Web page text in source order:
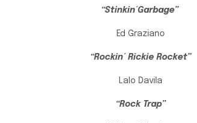
“Stinkin´Garbage”
Ed Graziano
“Rockin´ Rickie Rocket”
Lalo Davila
“Rock Trap”